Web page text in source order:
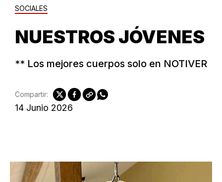
SOCIALES
NUESTROS JÓVENES
** Los mejores cuerpos solo en NOTIVER
14 Junio 2026
Compartir: